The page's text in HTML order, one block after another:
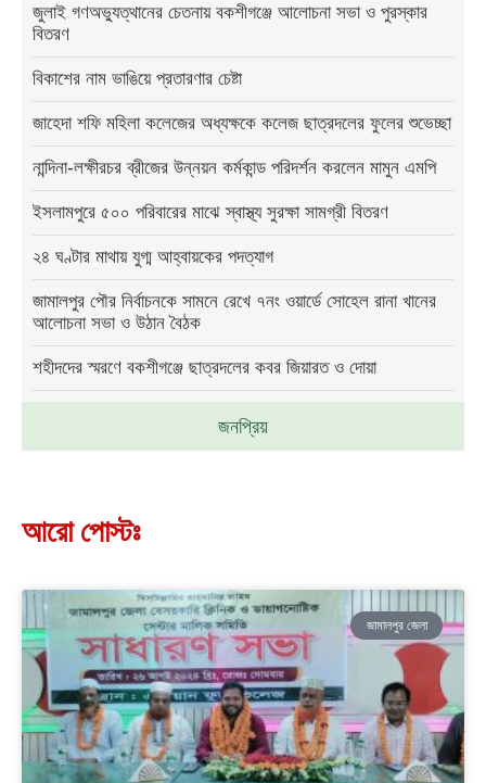
জনপ্রিয়
জুলাই গণঅভ্যুত্থানের চেতনায় বকশীগঞ্জে আলোচনা সভা ও পুরস্কার
বিতরণ
বিকাশের নাম ভাঙিয়ে প্রতারণার চেষ্টা
জাহেদা শফি মহিলা কলেজের অধ্যক্ষকে কলেজ ছাত্রদলের ফুলের শুভেচ্ছা
নান্দিনা-লক্ষীরচর ব্রীজের উন্নয়ন কর্মকান্ড পরিদর্শন করলেন মামুন এমপি
ইসলামপুরে ৫০০ পরিবারের মাঝে স্বাস্থ্য সুরক্ষা সামগ্রী বিতরণ
২৪ ঘণ্টার মাথায় যুগ্ম আহ্বায়কের পদত্যাগ
জামালপুর পৌর নির্বাচনকে সামনে রেখে ৭নং ওয়ার্ডে সোহেল রানা খানের
আলোচনা সভা ও উঠান বৈঠক
শহীদদের স্মরণে বকশীগঞ্জে ছাত্রদলের কবর জিয়ারত ও দোয়া
আরো পোস্টঃ
জামালপুর জেলা